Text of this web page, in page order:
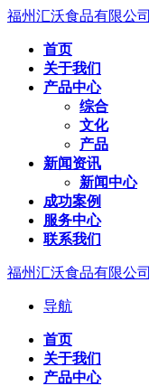
福州汇沃食品有限公司
首页
关于我们
产品中心
综合
文化
产品
新闻资讯
新闻中心
成功案例
服务中心
联系我们
福州汇沃食品有限公司
导航
首页
关于我们
产品中心